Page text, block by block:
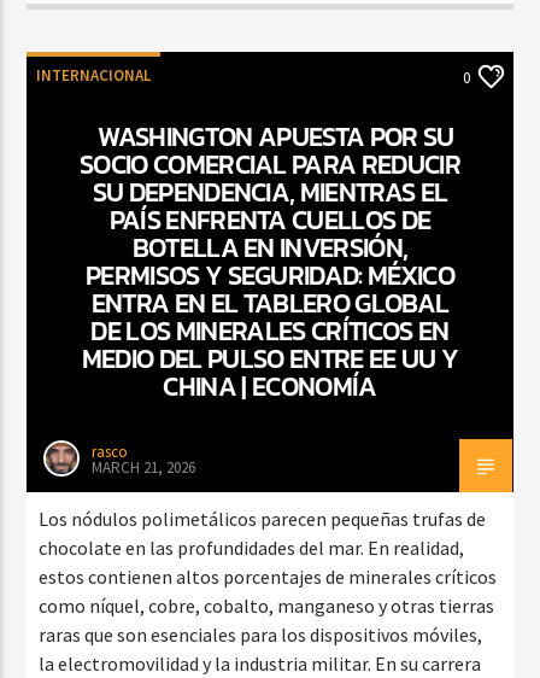
INTERNACIONAL 0
WASHINGTON APUESTA POR SU
SOCIO COMERCIAL PARA REDUCIR
SU DEPENDENCIA, MIENTRAS EL
PAÍS ENFRENTA CUELLOS DE
BOTELLA EN INVERSIÓN,
PERMISOS Y SEGURIDAD: MÉXICO
ENTRA EN EL TABLERO GLOBAL
DE LOS MINERALES CRÍTICOS EN
MEDIO DEL PULSO ENTRE EE UU Y
CHINA | ECONOMÍA
rasco
MARCH 21, 2026
Los nódulos polimetálicos parecen pequeñas trufas de
chocolate en las profundidades del mar. En realidad,
estos contienen altos porcentajes de minerales críticos
como níquel, cobre, cobalto, manganeso y otras tierras
raras que son esenciales para los dispositivos móviles,
la electromovilidad y la industria militar. En su carrera